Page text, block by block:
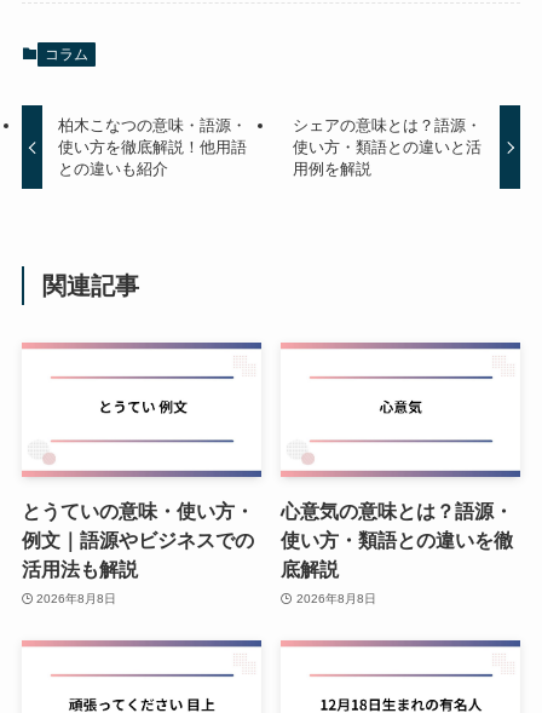
コラム
柏木こなつの意味・語源・
使い方を徹底解説！他用語
との違いも紹介
シェアの意味とは？語源・
使い方・類語との違いと活
用例を解説
関連記事
とうていの意味・使い方・
例文｜語源やビジネスでの
活用法も解説
2026年8月8日
心意気の意味とは？語源・
使い方・類語との違いを徹
底解説
2026年8月8日